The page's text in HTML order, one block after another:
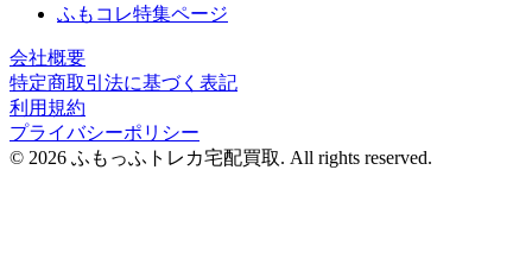
ふもコレ特集ページ
会社概要
特定商取引法に基づく表記
利用規約
プライバシーポリシー
© 2026 ふもっふトレカ宅配買取. All rights reserved.